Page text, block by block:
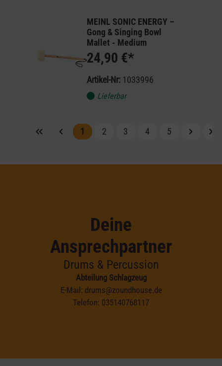
MEINL SONIC ENERGY –
Gong & Singing Bowl
Mallet - Medium
24,90 €*
Artikel-Nr: 1033996
Lieferbar
1 2 3 4 5
Deine
Ansprechpartner
Drums & Percussion
Abteilung Schlagzeug
E-Mail: drums@zoundhouse.de
Telefon: 035140768117